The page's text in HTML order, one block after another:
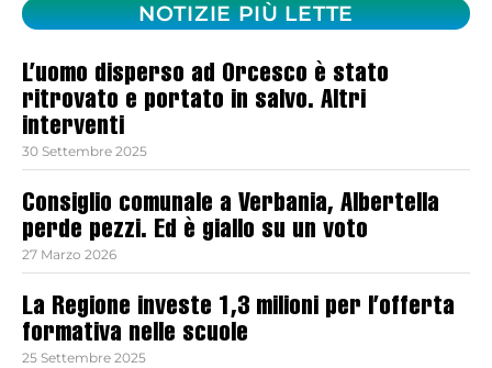
NOTIZIE PIÙ LETTE
L’uomo disperso ad Orcesco è stato
ritrovato e portato in salvo. Altri
interventi
30 Settembre 2025
Consiglio comunale a Verbania, Albertella
perde pezzi. Ed è giallo su un voto
27 Marzo 2026
La Regione investe 1,3 milioni per l’offerta
formativa nelle scuole
25 Settembre 2025